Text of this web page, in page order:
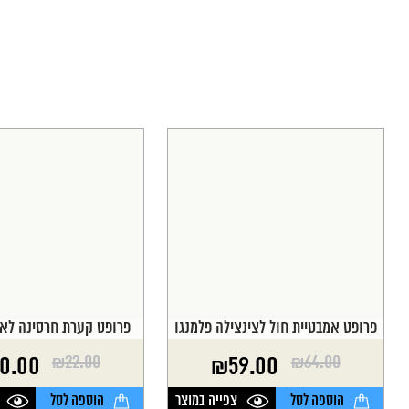
פרופט אמבטיית חול לצינצילה פלמנגו
₪64.00
המחיר
המקורי
₪59.00
המחיר
הנוכחי
הוספה לסל צפייה במוצר
פרופט קערת חרסינה
₪22.00
המחיר
המקורי
המחיר
הנוכחי
הוספה לסל